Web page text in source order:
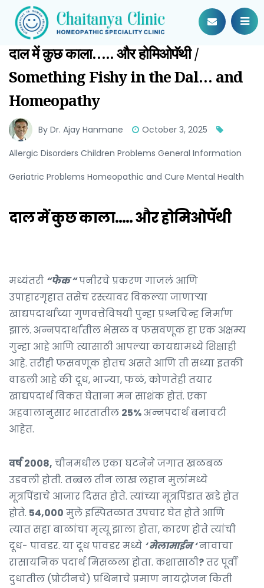
दाल में कुछ काला….. और होमिओपॅथी /
Something Fishy in the Dal… and
Homeopathy
By Dr. Ajay Hanmane
October 3, 2025
Allergic Disorders Children Problems General Information
Geriatric Problems Homeopathic and Cure Mental Health
दालमेंकुछकाला…..औरहोमिओपॅथी
मध्यंतरी “फेक “पनीरचे प्रकरण गाजलं आणि
उपाहारगृहात तसेच रस्त्यावर विकल्या जाणाऱ्या
खाद्यपदार्थांच्या गुणवत्तेविषयी पुन्हा प्रश्नचिन्ह निर्माण
झालं. अन्नपदार्थातील भेसळ व फसवणूक हा एक अक्षम्य
गुन्हा आहे आणि त्यासाठी आपल्या कायद्यामध्ये शिक्षाही
आहे. तरीही फसवणूक होतच असते आणि ती सध्या इतकी
वाढली आहे की दूध, भाज्या, फळं, कोणतेही तयार
खाद्यपदार्थ विकत घेताना मन साशंक होतं. एका
अहवालानुसार भारतातील 25%अन्नपदार्थ बनावटी
आहेत.
वर्ष 2008, चीनमधील एका घटनेने जगात खळबळ
उडवली होती. तब्बल तीन लाख लहान मुलांमध्ये
मूत्रपिंडाचे आजार दिसत होते. त्यांच्या मूत्रपिंडात खडे होत
होते. 54,000 मुले इस्पितळात उपचार घेत होते आणि
त्यात सहा बाळांचा मृत्यू झाला होता, कारण होते त्यांची
दूध- पावडर. या दूध पावडर मध्ये ‘ मेलामाईन ‘नावाचा
रासायनिक पदार्थ मिसळला होता. कशासाठी?तर पूर्वी
दुधातील (प्रोटीनचे) प्रथिनाचे प्रमाण नायट्रोजन किती